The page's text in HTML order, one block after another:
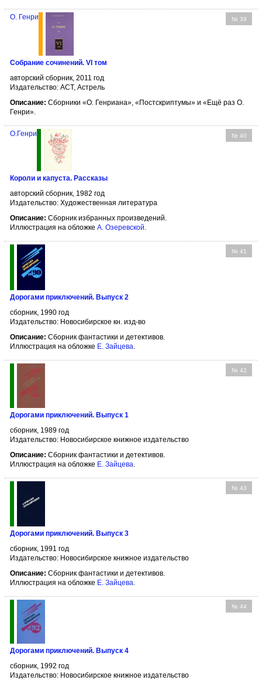
№ 39
О. Генри
Собрание сочинений. VI том
авторский сборник, 2011 год
Издательство: АСТ, Астрель
Описание: Cборники «О. Генриана», «Постскриптумы» и «Ещё раз О.
Генри».
№ 40
О.Генри
Короли и капуста. Рассказы
авторский сборник, 1982 год
Издательство: Художественная литература
Описание: Сборник избранных произведений.
Иллюстрация на обложке А. Озеревской.
№ 41
Дорогами приключений. Выпуск 2
сборник, 1990 год
Издательство: Новосибирское кн. изд-во
Описание: Сборник фантастики и детективов.
Иллюстрация на обложке Е. Зайцева
№ 42
Дорогами приключений. Выпуск 1
сборник, 1989 год
Издательство: Новосибирское книжное издательство
Описание: Сборник фантастики и детективов.
Иллюстрация на обложке Е. Зайцева
№ 43
Дорогами приключений. Выпуск 3
сборник, 1991 год
Издательство: Новосибирское книжное издательство
Описание: Сборник фантастики и детективов.
Иллюстрация на обложке Е. Зайцева.
№ 44
Дорогами приключений. Выпуск 4
сборник, 1992 год
Издательство: Новосибирское книжное издательство